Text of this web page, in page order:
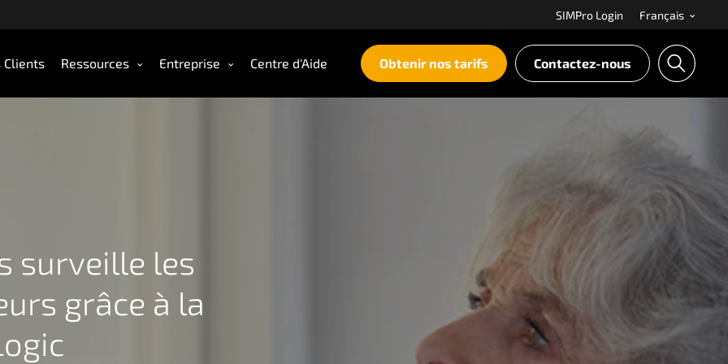
SIMPro Login Français
Clients Ressources Entreprise Centre d'Aide Obtenir nos tarifs Contactez-nous
S
surveille les
grâce à la